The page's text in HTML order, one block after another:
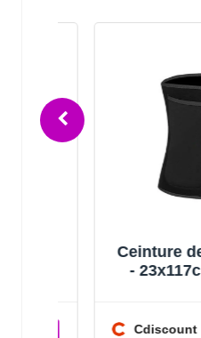
Ceinture de
- 23x117cm
Cdiscount